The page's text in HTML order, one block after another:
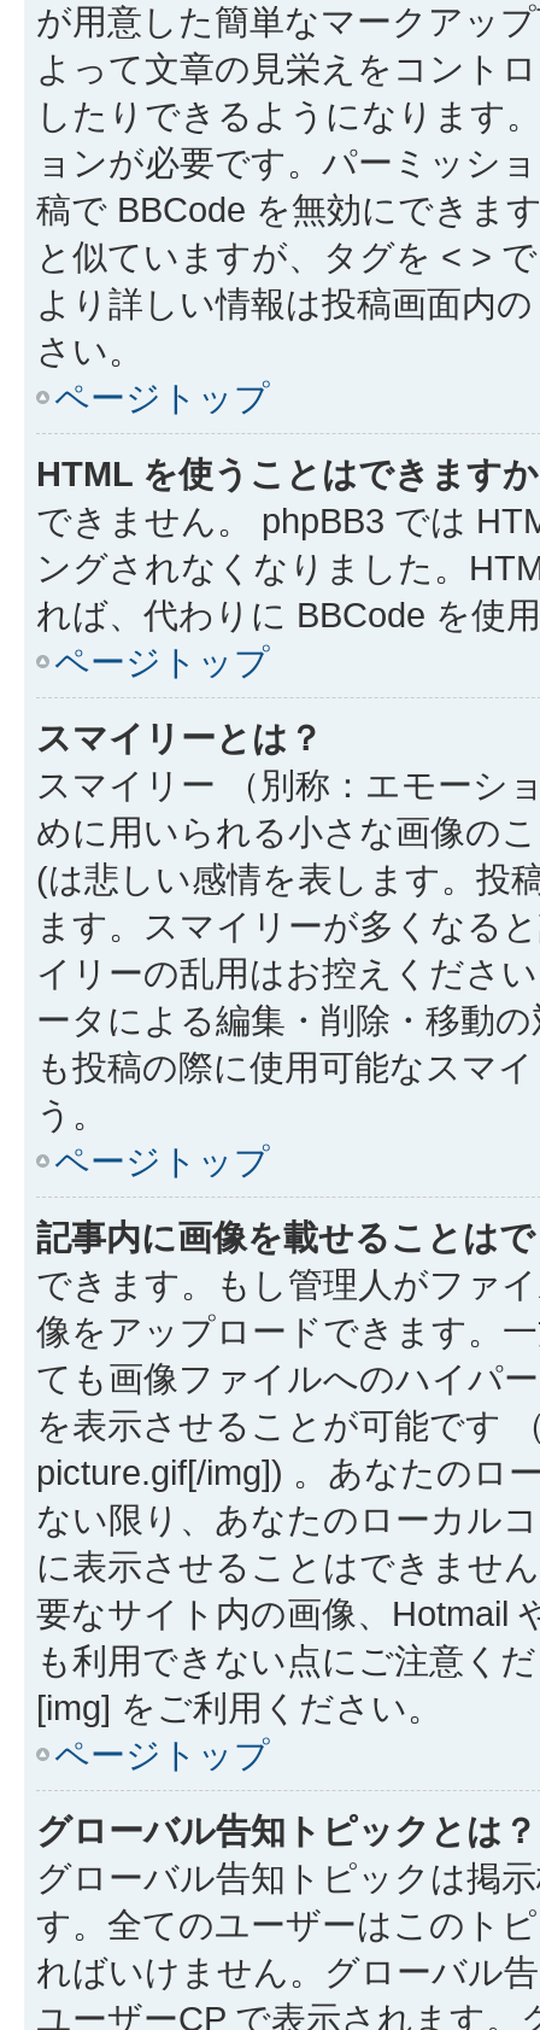
が用意した簡単なマークアッ
よって文章の見栄えをコント
したりできるようになります
ョンが必要です。パーミッシ
稿で BBCode を無効にできま
と似ていますが、タグを < >
より詳しい情報は投稿画面内
さい。
ページトップ
HTML を使うことはできます
できません。 phpBB3 では
ングされなくなりました。
れば、代わりに BBCode を使
ページトップ
スマイリーとは？
スマイリー （別称：エモーシ
めに用いられる小さな画像の
(は悲しい感情を表します。投
ます。スマイリーが多くなる
イリーの乱用はお控えくださ
ータによる編集・削除・移動
も投稿の際に使用可能なスマ
う。
ページトップ
記事内に画像を載せることは
できます。もし管理人がファ
像をアップロードできます。
ても画像ファイルへのハイパ
を表示させることが可能です
picture.gif[/img]) 。あなたのロ
ない限り、あなたのローカル
に表示させることはできませ
要なサイト内の画像、Hotmail
も利用できない点にご注意く
[img] をご利用ください。
ページトップ
グローバル告知トピックとは？
グローバル告知トピックは掲
す。全てのユーザーはこのト
ればいけません。グローバル
ユーザーCP で表示されます